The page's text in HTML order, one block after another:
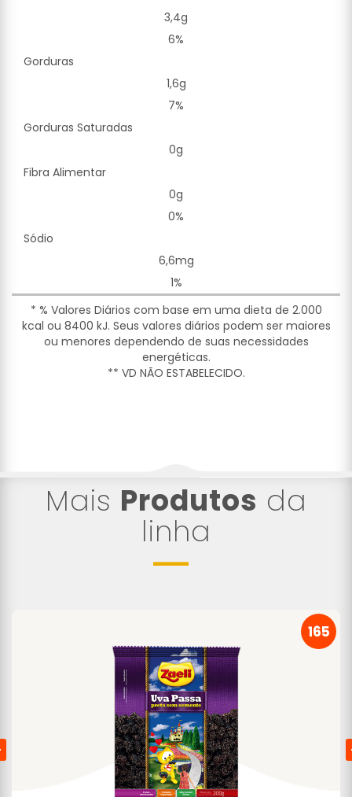
3,4g
6%
Gorduras
1,6g
7%
Gorduras Saturadas
0g
Fibra Alimentar
0g
0%
Sódio
6,6mg
1%
* % Valores Diários com base em uma dieta de 2.000
kcal ou 8400 kJ. Seus valores diários podem ser maiores
ou menores dependendo de suas necessidades
energéticas.
** VD NÃO ESTABELECIDO.
Mais Produtos da
linha
165